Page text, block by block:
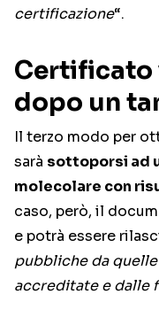
certificazione“.
Certificato
dopo un
Il terzo modo per
sarà sottoporsi ad
molecolare con
caso, però, il
e potrà essere
pubbliche da
accreditate e dalle